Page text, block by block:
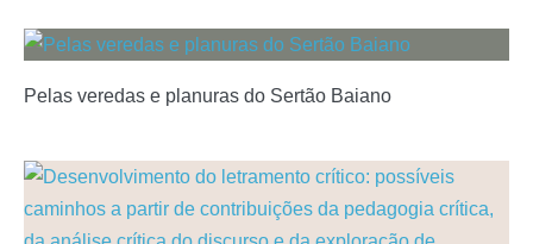
Pelas veredas e planuras do Sertão Baiano